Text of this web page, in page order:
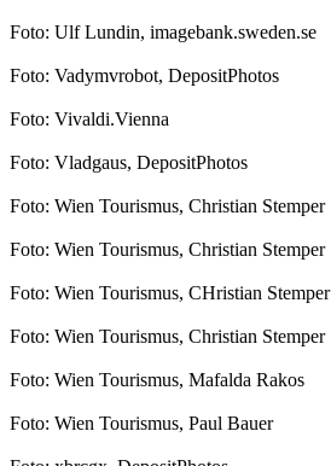
Foto: Ulf Lundin, imagebank.sweden.se
Foto: Vadymvrobot, DepositPhotos
Foto: Vivaldi.Vienna
Foto: Vladgaus, DepositPhotos
Foto: Wien Tourismus, Christian Stemper
Foto: Wien Tourismus, Christian Stemper
Foto: Wien Tourismus, CHristian Stemper
Foto: Wien Tourismus, Christian Stemper
Foto: Wien Tourismus, Mafalda Rakos
Foto: Wien Tourismus, Paul Bauer